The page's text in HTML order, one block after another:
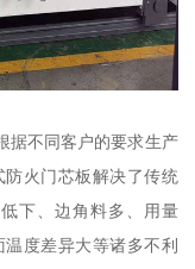
据不同客户的要求生产
火门芯板解决了传统
下、边角料多、用量
度差异大等诸多不利